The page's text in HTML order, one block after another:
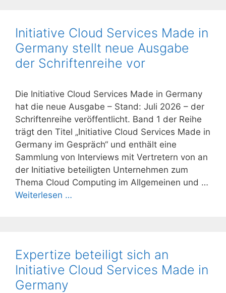
Initiative Cloud Services Made in
Germany stellt neue Ausgabe
der Schriftenreihe vor
Die Initiative Cloud Services Made in Germany
hat die neue Ausgabe – Stand: Juli 2026 – der
Schriftenreihe veröffentlicht. Band 1 der Reihe
trägt den Titel „Initiative Cloud Services Made in
Germany im Gespräch“ und enthält eine
Sammlung von Interviews mit Vertretern von an
der Initiative beteiligten Unternehmen zum
Thema Cloud Computing im Allgemeinen und …
Weiterlesen …
Expertize beteiligt sich an
Initiative Cloud Services Made in
Germany